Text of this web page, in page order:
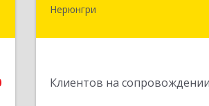
Нерюнгри
Клиентов на сопровождении